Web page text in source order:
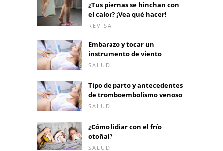
¿Tus piernas se hinchan con
el calor? ¡Vea qué hacer!
REVISA
Embarazo y tocar un
instrumento de viento
SALUD
Tipo de parto y antecedentes
de tromboembolismo venoso
SALUD
¿Cómo lidiar con el frío
otoñal?
SALUD